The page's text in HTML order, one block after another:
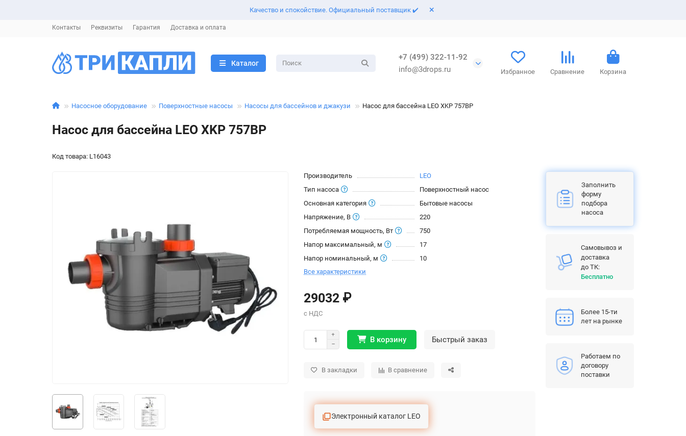
Качество и спокойствие. Официальный поставщик ✔️
Контакты Реквизиты Гарантия Доставка и оплата
Каталог
+7 (499) 322-11-92
info@3drops.ru
Избранное Сравнение Корзина
Насосное оборудование Поверхностные насосы Насосы для бассейнов и джакузи Насос для бассейна LEO XKP 757BP
Насос для бассейна LEO XKP 757BP
Код товара: L16043
Производитель
LEO
Тип насоса
Поверхностный насос
Основная категория
Бытовые насосы
Напряжение, В
220
Потребляемая мощность, Вт
750
Напор максимальный, м
17
Напор номинальный, м
10
Все характеристики
29032 ₽
В корзину Быстрый заказ
В закладки В сравнение
Электронный каталог LEO
Заполнить
форму
подбора
насоса
Самовывоз и
доставка
до ТК:
Бесплатно
Более 15-ти
лет на рынке
Работаем по
договору
поставки